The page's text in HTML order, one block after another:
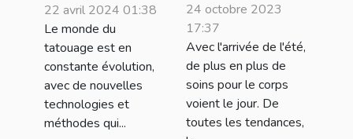
dans les
équipements
de tatouage
en 2023
22 avril 2024 01:38
Le monde du
tatouage est en
constante évolution,
avec de nouvelles
technologies et
méthodes qui...
lorsqu’on
réalise la
cryolipolyse ?
24 octobre 2023
17:37
Avec l'arrivée de l'été,
de plus en plus de
soins pour le corps
voient le jour. De
toutes les tendances,